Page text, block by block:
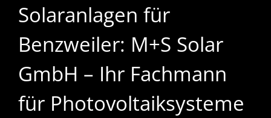
Solaranlagen für
Benzweiler: M+S Solar
GmbH – Ihr Fachmann
für Photovoltaiksysteme